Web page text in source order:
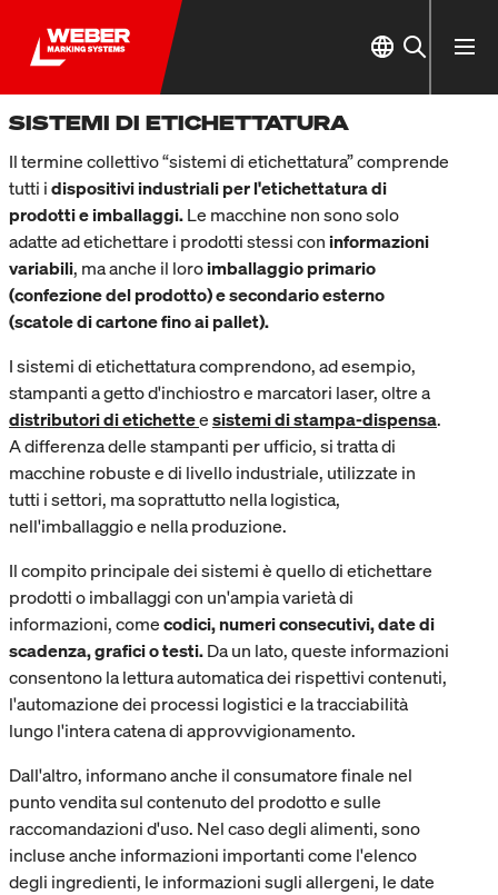
SISTEMI DI ETICHETTATURA
Il termine collettivo “sistemi di etichettatura” comprende
tutti idispositivi industriali per l'etichettatura di
prodotti e imballaggi.Le macchine non sono solo
adatte ad etichettare i prodotti stessi coninformazioni
variabili, ma anche il loroimballaggio primario
(confezione del prodotto) e secondario esterno
(scatole di cartone fino ai pallet).
I sistemi di etichettatura comprendono, ad esempio,
stampanti a getto d'inchiostro e marcatori laser, oltre a
distributori di etichetteesistemi di stampa-dispensa.
A differenza delle stampanti per ufficio, si tratta di
macchine robuste e di livello industriale, utilizzate in
tutti i settori, ma soprattutto nella logistica,
nell'imballaggio e nella produzione.
Il compito principale dei sistemi è quello di etichettare
prodotti o imballaggi con un'ampia varietà di
informazioni, comecodici, numeri consecutivi, date di
scadenza, grafici o testi.Da un lato, queste informazioni
consentono la lettura automatica dei rispettivi contenuti,
l'automazione dei processi logistici e la tracciabilità
lungo l'intera catena di approvvigionamento.
Dall'altro, informano anche il consumatore finale nel
punto vendita sul contenuto del prodotto e sulle
raccomandazioni d'uso. Nel caso degli alimenti, sono
incluse anche informazioni importanti come l'elenco
degli ingredienti, le informazioni sugli allergeni, le date